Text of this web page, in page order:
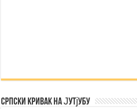
Српски Кривак на Јутјубу